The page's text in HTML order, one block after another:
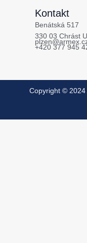
Kontakt
Benátská 517
330 03 Chrást
+420 377 945
Copyright © 2024